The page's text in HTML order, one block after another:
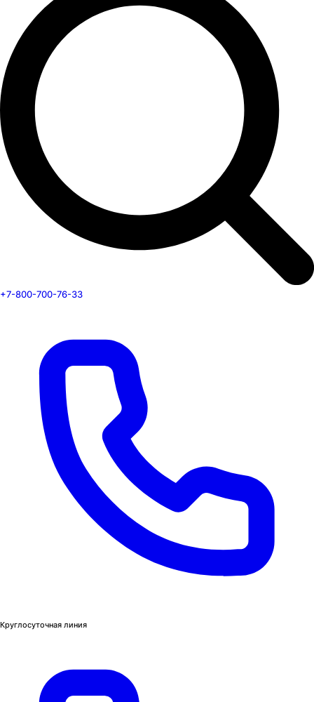
+7-800-700-76-33
Круглосуточная линия